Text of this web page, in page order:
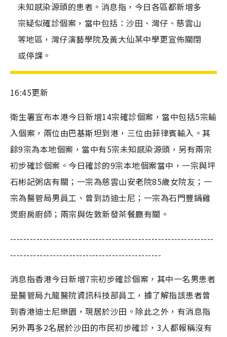
未知感染源頭的患者。消息指，今日各區都新增多
宗疑似確診個案，當中包括：沙田、灣仔、慈雲山
等地區，灣仔演藝學院及黃大仙某中學更宣佈關閉
或停課。
16:45更新
衛生署宣布本港今日新增14宗確診個案，當中包括5宗輸
入個案，兩位由巴基斯坦到港，三位由菲律賓輸入。其
餘9宗為本地個案，當中有5宗未知感染源頭，另有兩宗
初步確診個案。今日確診的9宗本地個案當中，一宗與坪
石彬記粥店有關；一宗為慈雲山安老院85歲女院友；一
宗為醫管局男員工、曾到訪迪士尼；一宗為石門豐鍋雞
煲廚房廚師；兩宗與佐敦新發茶餐廳有關。
--------------------------------------------------------------
----------------------------------------------
消息指香港今日新增7宗初步確診個案，其中一名男患者
是醫管局九龍醫院資訊科技部員工，據了解指該患者曾
到香港迪士尼樂園，現居於沙田。除此之外，有消息指
另外再多2名居於沙田的市民初步確診，3人都報稱沒有